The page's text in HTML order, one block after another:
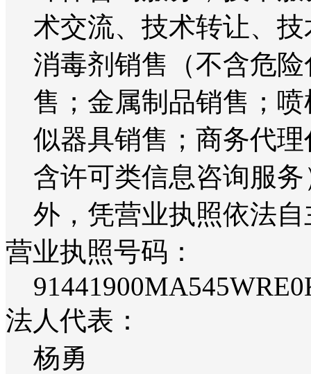
术交流、技术转让、
消毒剂销售（不含危
售；金属制品销售；
似器具销售；商务代
含许可类信息咨询服
外，凭营业执照依法
营业执照号码：
法人代表：
杨勇